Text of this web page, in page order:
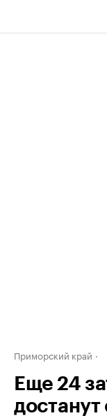
Приморский край
Еще 24
достанут